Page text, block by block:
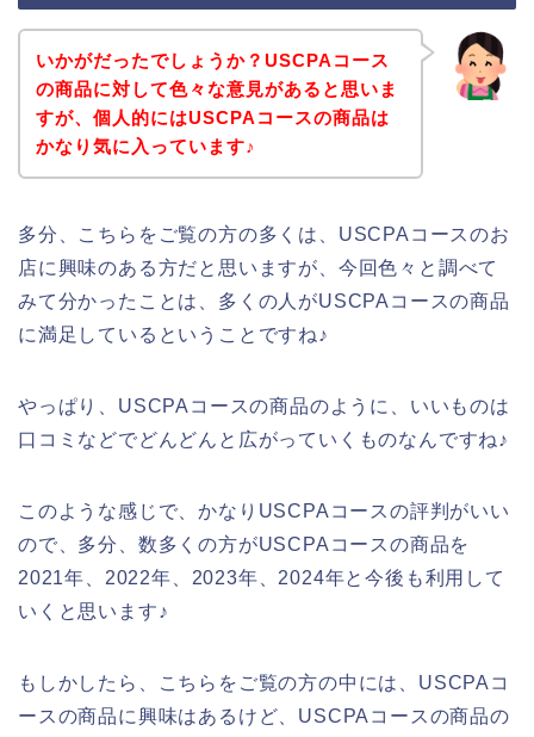
いかがだったでしょうか？USCPAコース
の商品に対して色々な意見があると思いま
すが、個人的にはUSCPAコースの商品は
かなり気に入っています♪
多分、こちらをご覧の方の多くは、USCPAコースのお
店に興味のある方だと思いますが、今回色々と調べて
みて分かったことは、多くの人がUSCPAコースの商品
に満足しているということですね♪
やっぱり、USCPAコースの商品のように、いいものは
口コミなどでどんどんと広がっていくものなんですね♪
このような感じで、かなりUSCPAコースの評判がいい
ので、多分、数多くの方がUSCPAコースの商品を
2021年、2022年、2023年、2024年と今後も利用して
いくと思います♪
もしかしたら、こちらをご覧の方の中には、USCPAコ
ースの商品に興味はあるけど、USCPAコースの商品の